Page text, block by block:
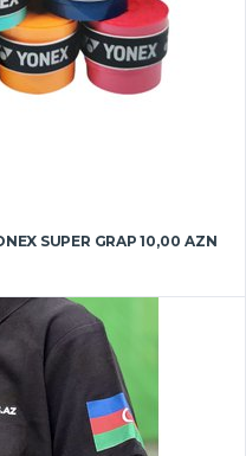
SUPER GRAP 10,00 AZN